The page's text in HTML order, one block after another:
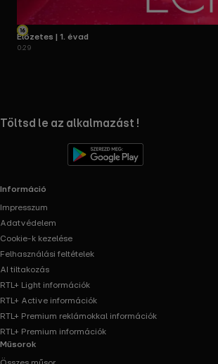
Előzetes | 1. évad
0:29
RTL+ useful links.
Töltsd le az alkalmazást !
Információ
Impresszum
Adatvédelem
Cookie-k kezelése
Felhasználási feltételek
AI tiltakozás
RTL+ Light információk
RTL+ Active információk
RTL+ Premium reklámokkal információk
RTL+ Premium információk
Műsorok